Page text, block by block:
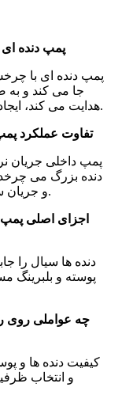
پمپ دنده‌ ای
پمپ دنده ای با
جا می کند و
هدایت می‌ کند، ایجاد جریان یکنواخت و فشار ثابت می‌ کند.
تفاوت عملکرد
پمپ داخلی جریان
دنده بزرگ می‌
و جریان سریع‌ تر با دو دنده بیرونی ایجاد می‌ کند.
اجزای اصلی
دنده‌ ها سیال را
پوسته و بلبرینگ
چه عواملی روی
کیفیت دنده‌ ها و
و انتخاب